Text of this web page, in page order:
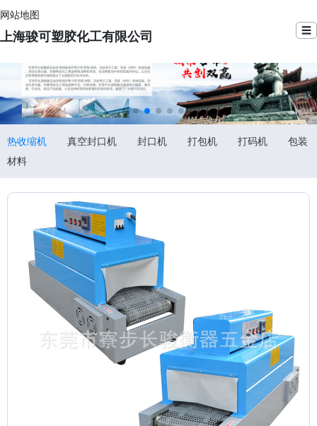
网站地图
上海骏可塑胶化工有限公司 ☰
热收缩机 真空封口机 封口机 打包机 打码机
包装
材料